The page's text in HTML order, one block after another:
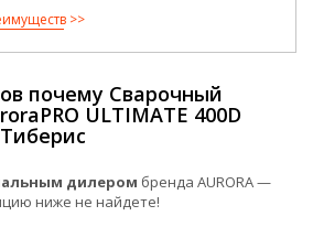
почему Сварочный
ULTIMATE 400D
дилером бренда AURORA —
ниже не найдете!